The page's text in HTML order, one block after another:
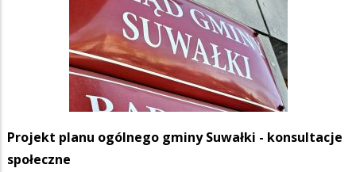
Projekt planu ogólnego gminy Suwałki - konsultacje
społeczne